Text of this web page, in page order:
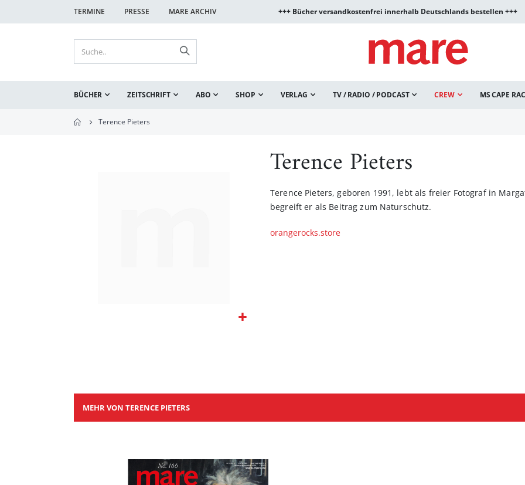
TERMINE PRESSE MARE ARCHIV +++ Bücher versandkostenfrei innerhalb Deutschlands bestellen +++
BÜCHER ZEITSCHRIFT ABO SHOP VERLAG TV / RADIO / PODCAST CREW MS CAPE
Terence Pieters
Terence Pieters
Terence Pieters, geboren 1991, lebt als freier Fotograf in
begreift er als Beitrag zum Naturschutz.
orangerocks.store
MEHR VON TERENCE PIETERS